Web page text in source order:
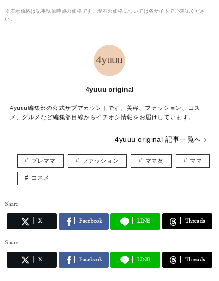
※表示価格は記事執筆時点の価格です。現在の価格については各サイトでご確認くださ
い。
4yuuu original
4yuuu編集部の公式サブアカウントです。美容、ファッション、コス
メ、グルメなど編集部目線からイチオシ情報をお届けしています。
4yuuu original 記事一覧へ
プレママ ファッション ママ友 ママ
コスメ
Share
X Facebook LINE Threads
Share
X Facebook LINE Threads